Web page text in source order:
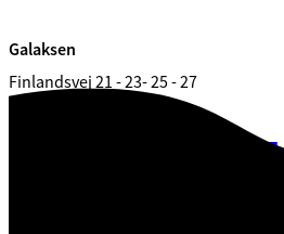
Galaksen
Finlandsvej 21 - 23- 25 - 27